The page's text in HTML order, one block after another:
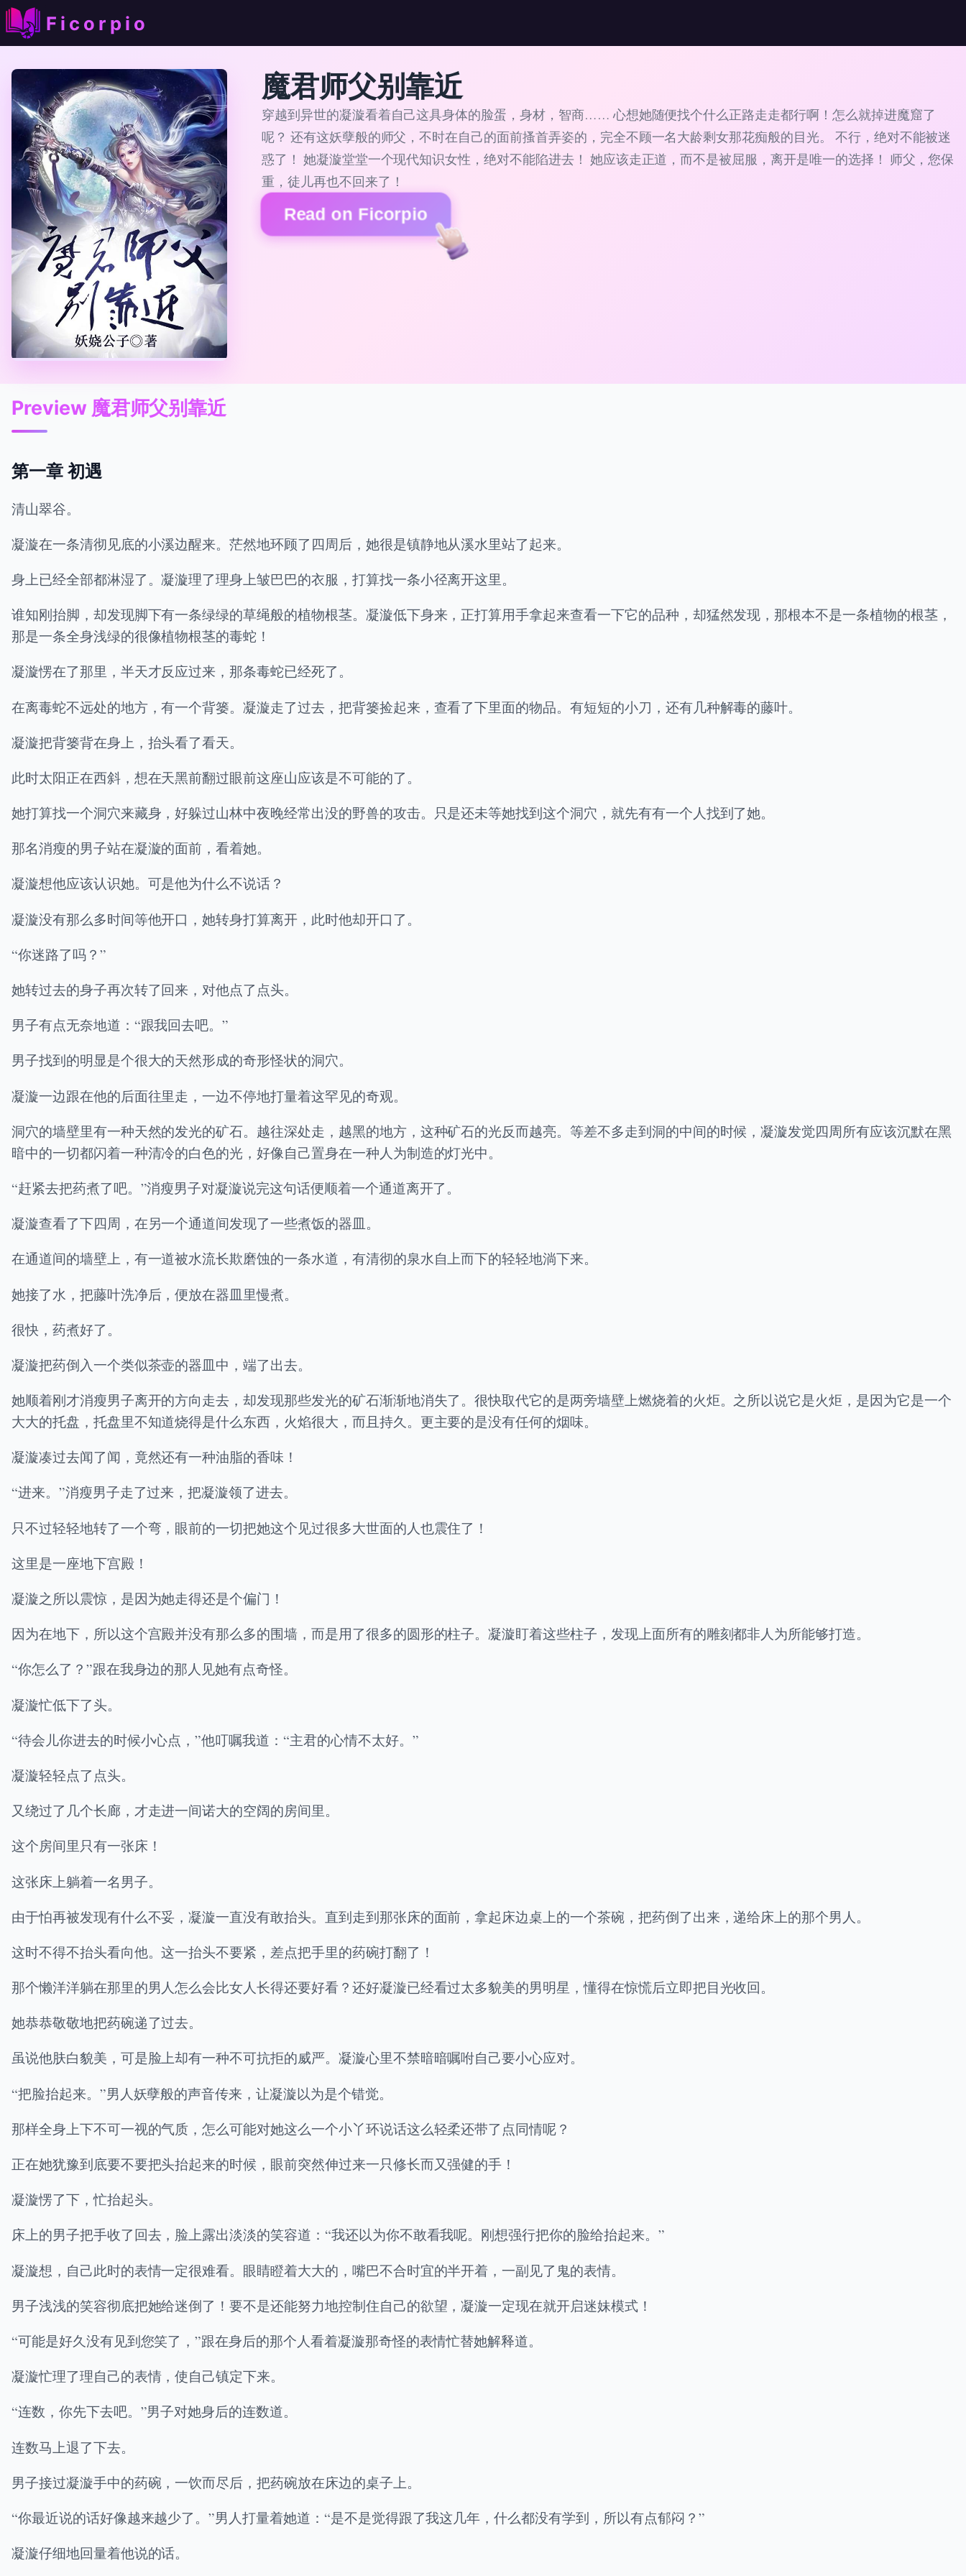
Ficorpio
魔君师父别靠近
穿越到异世的凝漩看着自己这具身体的脸蛋，身材，智商…… 心想她随便找个什么正路走走都行啊！怎么就掉进魔窟了
呢？ 还有这妖孽般的师父，不时在自己的面前搔首弄姿的，完全不顾一名大龄剩女那花痴般的目光。 不行，绝对不能被迷
惑了！ 她凝漩堂堂一个现代知识女性，绝对不能陷进去！ 她应该走正道，而不是被屈服，离开是唯一的选择！ 师父，您保
重，徒儿再也不回来了！
Read on Ficorpio
Preview 魔君师父别靠近
第一章 初遇
清山翠谷。
凝漩在一条清彻见底的小溪边醒来。茫然地环顾了四周后，她很是镇静地从溪水里站了起来。
身上已经全部都淋湿了。凝漩理了理身上皱巴巴的衣服，打算找一条小径离开这里。
谁知刚抬脚，却发现脚下有一条绿绿的草绳般的植物根茎。凝漩低下身来，正打算用手拿起来查看一下它的品种，却猛然发现，那根本不是一条植物的根茎，
那是一条全身浅绿的很像植物根茎的毒蛇！
凝漩愣在了那里，半天才反应过来，那条毒蛇已经死了。
在离毒蛇不远处的地方，有一个背篓。凝漩走了过去，把背篓捡起来，查看了下里面的物品。有短短的小刀，还有几种解毒的藤叶。
凝漩把背篓背在身上，抬头看了看天。
此时太阳正在西斜，想在天黑前翻过眼前这座山应该是不可能的了。
她打算找一个洞穴来藏身，好躲过山林中夜晚经常出没的野兽的攻击。只是还未等她找到这个洞穴，就先有有一个人找到了她。
那名消瘦的男子站在凝漩的面前，看着她。
凝漩想他应该认识她。可是他为什么不说话？
凝漩没有那么多时间等他开口，她转身打算离开，此时他却开口了。
“你迷路了吗？”
她转过去的身子再次转了回来，对他点了点头。
男子有点无奈地道：“跟我回去吧。”
男子找到的明显是个很大的天然形成的奇形怪状的洞穴。
凝漩一边跟在他的后面往里走，一边不停地打量着这罕见的奇观。
洞穴的墙壁里有一种天然的发光的矿石。越往深处走，越黑的地方，这种矿石的光反而越亮。等差不多走到洞的中间的时候，凝漩发觉四周所有应该沉默在黑
暗中的一切都闪着一种清冷的白色的光，好像自己置身在一种人为制造的灯光中。
“赶紧去把药煮了吧。”消瘦男子对凝漩说完这句话便顺着一个通道离开了。
凝漩查看了下四周，在另一个通道间发现了一些煮饭的器皿。
在通道间的墙壁上，有一道被水流长欺磨蚀的一条水道，有清彻的泉水自上而下的轻轻地淌下来。
她接了水，把藤叶洗净后，便放在器皿里慢煮。
很快，药煮好了。
凝漩把药倒入一个类似茶壶的器皿中，端了出去。
她顺着刚才消瘦男子离开的方向走去，却发现那些发光的矿石渐渐地消失了。很快取代它的是两旁墙壁上燃烧着的火炬。之所以说它是火炬，是因为它是一个
大大的托盘，托盘里不知道烧得是什么东西，火焰很大，而且持久。更主要的是没有任何的烟味。
凝漩凑过去闻了闻，竟然还有一种油脂的香味！
“进来。”消瘦男子走了过来，把凝漩领了进去。
只不过轻轻地转了一个弯，眼前的一切把她这个见过很多大世面的人也震住了！
这里是一座地下宫殿！
凝漩之所以震惊，是因为她走得还是个偏门！
因为在地下，所以这个宫殿并没有那么多的围墙，而是用了很多的圆形的柱子。凝漩盯着这些柱子，发现上面所有的雕刻都非人为所能够打造。
“你怎么了？”跟在我身边的那人见她有点奇怪。
凝漩忙低下了头。
“待会儿你进去的时候小心点，”他叮嘱我道：“主君的心情不太好。”
凝漩轻轻点了点头。
又绕过了几个长廊，才走进一间诺大的空阔的房间里。
这个房间里只有一张床！
这张床上躺着一名男子。
由于怕再被发现有什么不妥，凝漩一直没有敢抬头。直到走到那张床的面前，拿起床边桌上的一个茶碗，把药倒了出来，递给床上的那个男人。
这时不得不抬头看向他。这一抬头不要紧，差点把手里的药碗打翻了！
那个懒洋洋躺在那里的男人怎么会比女人长得还要好看？还好凝漩已经看过太多貌美的男明星，懂得在惊慌后立即把目光收回。
她恭恭敬敬地把药碗递了过去。
虽说他肤白貌美，可是脸上却有一种不可抗拒的威严。凝漩心里不禁暗暗嘱咐自己要小心应对。
“把脸抬起来。”男人妖孽般的声音传来，让凝漩以为是个错觉。
那样全身上下不可一视的气质，怎么可能对她这么一个小丫环说话这么轻柔还带了点同情呢？
正在她犹豫到底要不要把头抬起来的时候，眼前突然伸过来一只修长而又强健的手！
凝漩愣了下，忙抬起头。
床上的男子把手收了回去，脸上露出淡淡的笑容道：“我还以为你不敢看我呢。刚想强行把你的脸给抬起来。”
凝漩想，自己此时的表情一定很难看。眼睛瞪着大大的，嘴巴不合时宜的半开着，一副见了鬼的表情。
男子浅浅的笑容彻底把她给迷倒了！要不是还能努力地控制住自己的欲望，凝漩一定现在就开启迷妹模式！
“可能是好久没有见到您笑了，”跟在身后的那个人看着凝漩那奇怪的表情忙替她解释道。
凝漩忙理了理自己的表情，使自己镇定下来。
“连数，你先下去吧。”男子对她身后的连数道。
连数马上退了下去。
男子接过凝漩手中的药碗，一饮而尽后，把药碗放在床边的桌子上。
“你最近说的话好像越来越少了。”男人打量着她道：“是不是觉得跟了我这几年，什么都没有学到，所以有点郁闷？”
凝漩仔细地回量着他说的话。